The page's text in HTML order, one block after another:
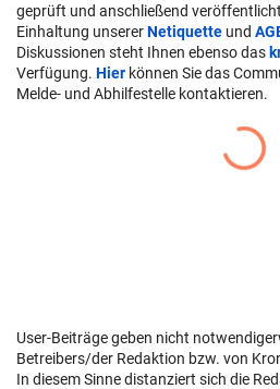
geprüft und anschließend
Einhaltung unsererNetiquette und
Diskussionen steht Ihnen ebenso das
Verfügung. Hier können Sie das
Melde- und Abhilfestelle kontaktieren.
User-Beiträge geben nicht
Betreibers/der Redaktion bzw. von
In diesem Sinne distanziert sich die